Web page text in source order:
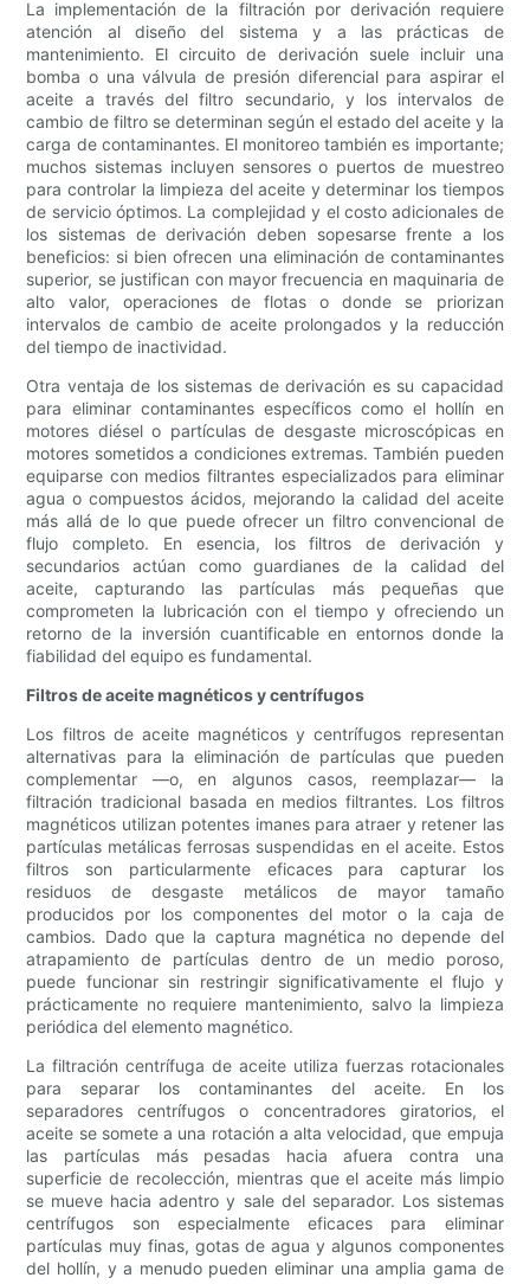
La implementación de la filtración por derivación requiere
atención al diseño del sistema y a las prácticas de
mantenimiento. El circuito de derivación suele incluir una
bomba o una válvula de presión diferencial para aspirar el
aceite a través del filtro secundario, y los intervalos de
cambio de filtro se determinan según el estado del aceite y la
carga de contaminantes. El monitoreo también es importante;
muchos sistemas incluyen sensores o puertos de muestreo
para controlar la limpieza del aceite y determinar los tiempos
de servicio óptimos. La complejidad y el costo adicionales de
los sistemas de derivación deben sopesarse frente a los
beneficios: si bien ofrecen una eliminación de contaminantes
superior, se justifican con mayor frecuencia en maquinaria de
alto valor, operaciones de flotas o donde se priorizan
intervalos de cambio de aceite prolongados y la reducción
del tiempo de inactividad.
Otra ventaja de los sistemas de derivación es su capacidad
para eliminar contaminantes específicos como el hollín en
motores diésel o partículas de desgaste microscópicas en
motores sometidos a condiciones extremas. También pueden
equiparse con medios filtrantes especializados para eliminar
agua o compuestos ácidos, mejorando la calidad del aceite
más allá de lo que puede ofrecer un filtro convencional de
flujo completo. En esencia, los filtros de derivación y
secundarios actúan como guardianes de la calidad del
aceite, capturando las partículas más pequeñas que
comprometen la lubricación con el tiempo y ofreciendo un
retorno de la inversión cuantificable en entornos donde la
fiabilidad del equipo es fundamental.
Filtros de aceite magnéticos y centrífugos
Los filtros de aceite magnéticos y centrífugos representan
alternativas para la eliminación de partículas que pueden
complementar —o, en algunos casos, reemplazar— la
filtración tradicional basada en medios filtrantes. Los filtros
magnéticos utilizan potentes imanes para atraer y retener las
partículas metálicas ferrosas suspendidas en el aceite. Estos
filtros son particularmente eficaces para capturar los
residuos de desgaste metálicos de mayor tamaño
producidos por los componentes del motor o la caja de
cambios. Dado que la captura magnética no depende del
atrapamiento de partículas dentro de un medio poroso,
puede funcionar sin restringir significativamente el flujo y
prácticamente no requiere mantenimiento, salvo la limpieza
periódica del elemento magnético.
La filtración centrífuga de aceite utiliza fuerzas rotacionales
para separar los contaminantes del aceite. En los
separadores centrífugos o concentradores giratorios, el
aceite se somete a una rotación a alta velocidad, que empuja
las partículas más pesadas hacia afuera contra una
superficie de recolección, mientras que el aceite más limpio
se mueve hacia adentro y sale del separador. Los sistemas
centrífugos son especialmente eficaces para eliminar
partículas muy finas, gotas de agua y algunos componentes
del hollín, y a menudo pueden eliminar una amplia gama de